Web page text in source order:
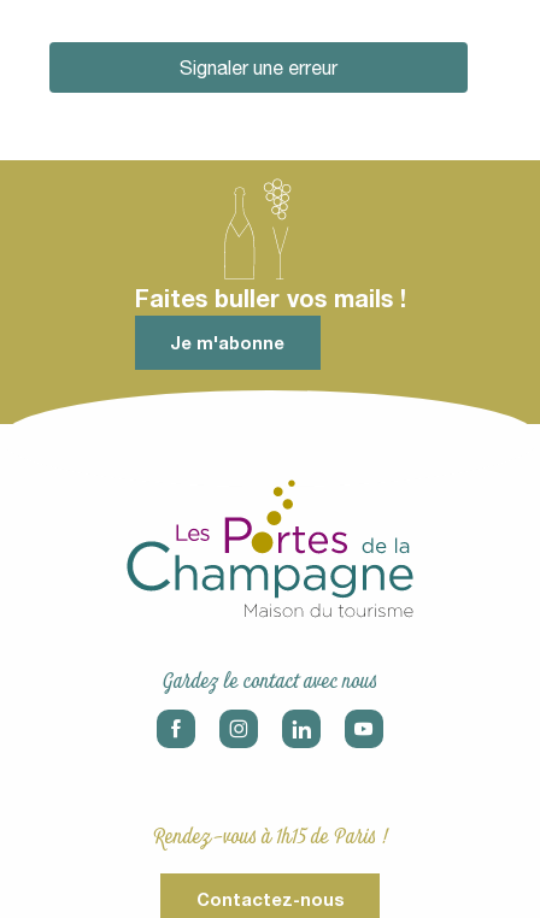
Signaler une erreur
Faites buller vos mails !
Je m'abonne
Gardez le contact avec nous
Rendez-vous à 1h15 de Paris !
Contactez-nous